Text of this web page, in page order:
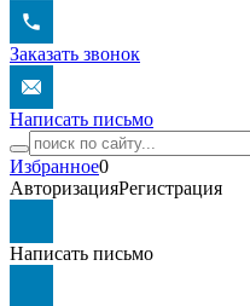
Заказать звонок
Написать письмо
Избранное0
АвторизацияРегистрация
Написать письмо